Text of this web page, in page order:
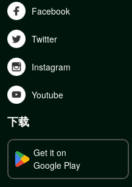
Facebook
Twitter
Instagram
Youtube
下载
Get it on
Google Play